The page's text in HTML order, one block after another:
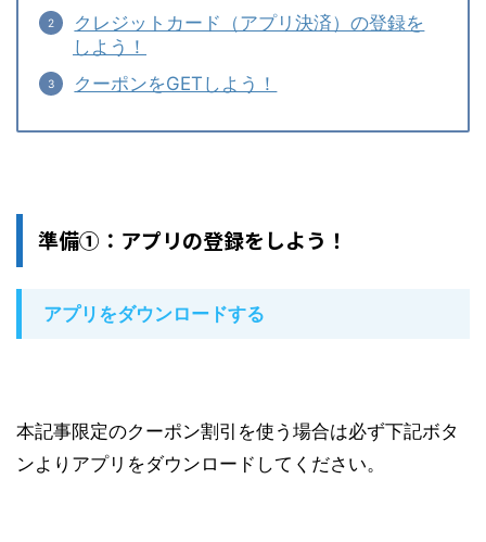
クレジットカード（アプリ決済）の登録を
しよう！
クーポンをGETしよう！
準備①：アプリの登録をしよう！
アプリをダウンロードする
本記事限定のクーポン割引を使う場合は必ず下記ボタ
ンよりアプリをダウンロードしてください。